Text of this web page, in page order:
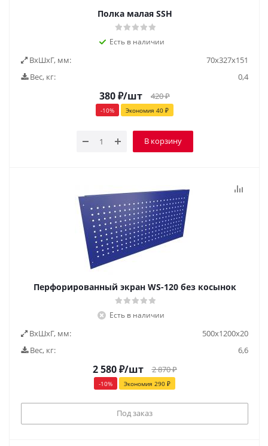
Полка малая SSH
Есть в наличии
ВxШxГ, мм:
70x327x151
Вес, кг:
0,4
380₽/шт 420₽
-10% Экономия 40 ₽
В корзину
Перфорированный экран WS-120 без косынок
Есть в наличии
ВxШxГ, мм:
500x1200x20
Вес, кг:
6,6
2 580₽/шт 2 870₽
-10% Экономия 290 ₽
Под заказ